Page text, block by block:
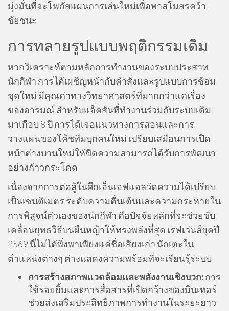
มุ่งมั่นที่จะโฟกัสแผนการเล่นใหม่เพื่อพาสโมสรคว้า
ชัยชนะ
การทลายรูปแบบพฤติกรรมเดิม
หากวิเคราะห์ตามหลักการทำงานของระบบประสาท
นักกีฬา การได้เผชิญหน้ากับคำสั่งและรูปแบบการซ้อม
ชุดใหม่ มีคุณค่าทางวิทยาศาสตร์ที่มากกว่าแค่เรื่อง
ของอารมณ์ สำหรับแจ็คสันที่ทำงานร่วมกับระบบเดิม
มาเกือบ 8 ปี การได้เจอแนวทางการสอนและการ
วางแผนของโค้ชทีมบุกคนใหม่ เปรียบเสมือนการเปิด
หน้าต่างบานใหม่ให้ขีดความสามารถได้รับการพัฒนา
อย่างก้าวกระโดด
เนื่องจากการต่อสู้ในศึกเอ็นเอฟแอลวัดความได้เปรียบ
เป็นเซนติเมตร ระดับความตื่นเต้นและความกระหายใน
การพิสูจน์ตัวเองของนักกีฬา คือปัจจัยหลักที่จะช่วยขับ
เคลื่อนยุทธวิธีบนผืนหญ้าให้ทรงพลังที่สุด เรฟเว่นส์ยุคปี
2569 นี้ไม่ได้พึ่งพาเพียงแค่ชื่อเสียงเก่า นักเตะใน
ตำแหน่งต่างๆ ต่างแสดงความพร้อมที่จะเรียนรู้ระบบ
การสร้างสภาพแวดล้อมและพลังงานเชิงบวก:การ
ใช้รอยยิ้มและการสื่อสารที่เปิดกว้างของมินเทอร์
ช่วยส่งเสริมประสิทธิภาพการทำงานในระยะยาว